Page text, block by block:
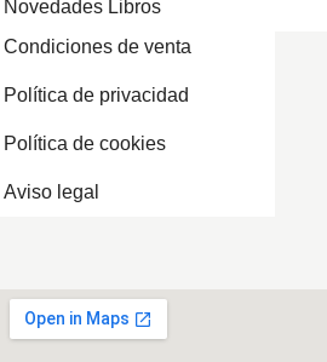
Novedades Libros
Condiciones de venta
Política de privacidad
Política de cookies
Aviso legal